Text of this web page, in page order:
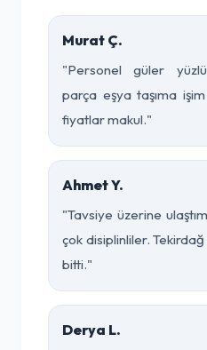
Murat Ç.
"Personel güler
parça eşya taşıma
fiyatlar makul."
Ahmet Y.
"Tavsiye üzerine
çok disiplinliler. Tekirdağ
bitti."
Derya L.